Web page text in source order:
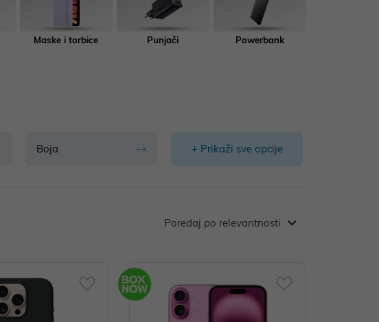
Maske i torbice Punjači Powerbank
Boja + Prikaži sve opcije
Poredaj po relevantnosti